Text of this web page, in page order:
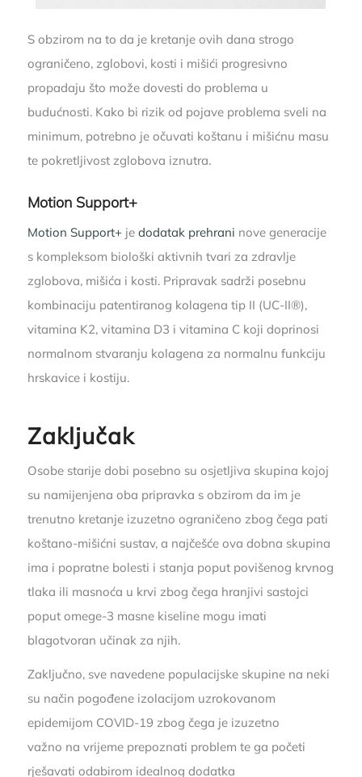
S obzirom na to da je kretanje ovih dana strogo
ograničeno, zglobovi, kosti i mišići progresivno
propadaju što može dovesti do problema u
budućnosti. Kako bi rizik od pojave problema sveli na
minimum, potrebno je očuvati koštanu i mišićnu masu
te pokretljivost zglobova iznutra.
Motion Support+
Motion Support+je dodatak prehrani nove generacije
s kompleksom biološki aktivnih tvari za zdravlje
zglobova, mišića i kosti. Pripravak sadrži posebnu
kombinaciju patentiranog kolagena tip II (UC-II®),
vitamina K2, vitamina D3 i vitamina C koji doprinosi
normalnom stvaranju kolagena za normalnu funkciju
hrskavice i kostiju.
Zaključak
Osobe starije dobi posebno su osjetljiva skupina kojoj
su namijenjena oba pripravka s obzirom da im je
trenutno kretanje izuzetno ograničeno zbog čega pati
koštano-mišićni sustav, a najčešće ova dobna skupina
ima i popratne bolesti i stanja poput povišenog krvnog
tlaka ili masnoća u krvi zbog čega hranjivi sastojci
poput omege-3 masne kiseline mogu imati
blagotvoran učinak za njih.
Zaključno, sve navedene populacijske skupine na neki
su način pogođene izolacijom uzrokovanom
epidemijom COVID-19 zbog čega je izuzetno
važno na vrijeme prepoznati problem te ga početi
rješavati odabirom idealnog dodatka